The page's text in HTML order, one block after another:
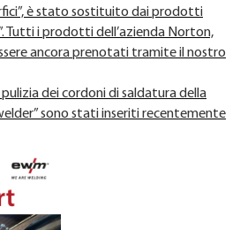
è stato sostituito dai prodotti
Tutti i prodotti dell’azienda Norton,
ancora prenotati tramite il nostro
dei cordoni di saldatura della
sono stati inseriti recentemente